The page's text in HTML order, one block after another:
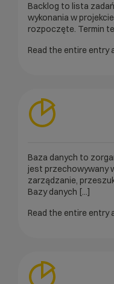
Backlog to lista
wykonania w
rozpoczęte. Termin
Read the entire entry
Baza danych to
jest przechowywany
zarządzanie,
Bazy danych [...]
Read the entire entry